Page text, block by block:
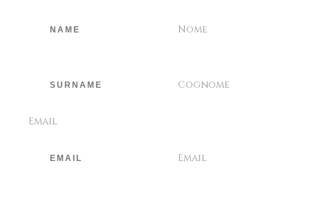
Nome
Cognome
Email
Email